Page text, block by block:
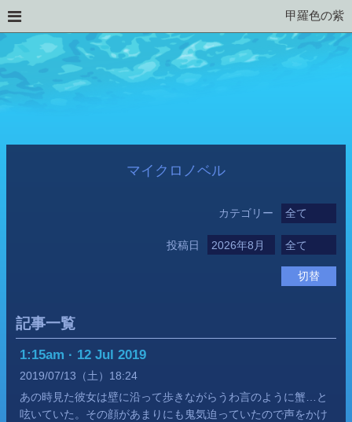
甲羅色の紫
マイクロノベル
カテゴリー
投稿日
切替
記事一覧
1:15am · 12 Jul 2019
2019 07 13 （土） 18:24
あの時見た彼女は壁に沿って歩きながらうわ言のように蟹…と
呟いていた。その顔があまりにも鬼気迫っていたので声をかけ